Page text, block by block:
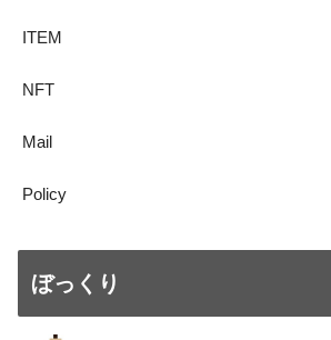
ITEM
NFT
Mail
Policy
ぼっくり